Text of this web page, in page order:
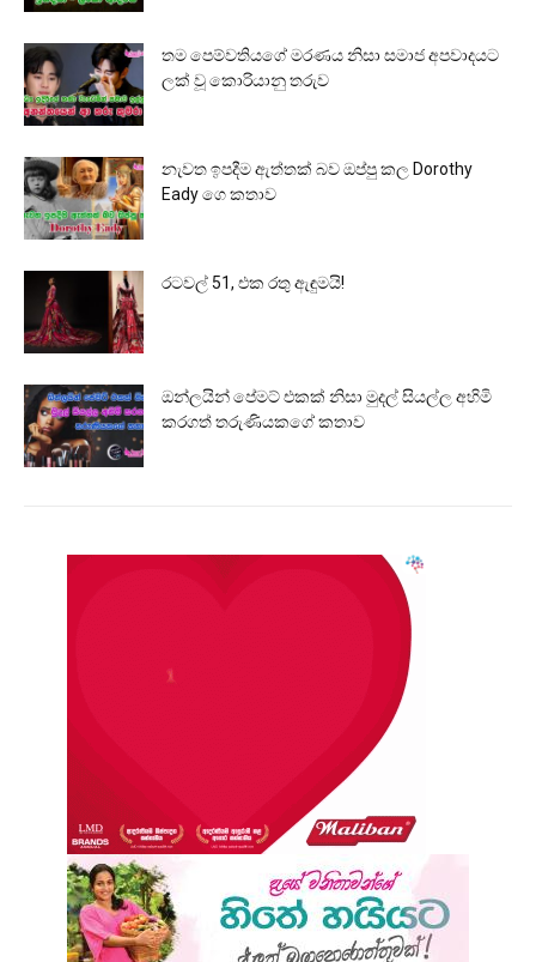
තම පෙම්වතියගේ මරණය නිසා සමාජ අපවාදයට
ලක් වූ කොරියානු තරුව
නැවත ඉපදීම ඇත්තක් බව ඔප්පු කල Dorothy
Eady ගෙ කතාව
රටවල් 51, එක රතු ඇඳුමයි!
ඔන්ලයින් පේමට් එකක් නිසා මුදල් සියල්ල අහිමි
කරගත් තරුණියකගේ කතාව